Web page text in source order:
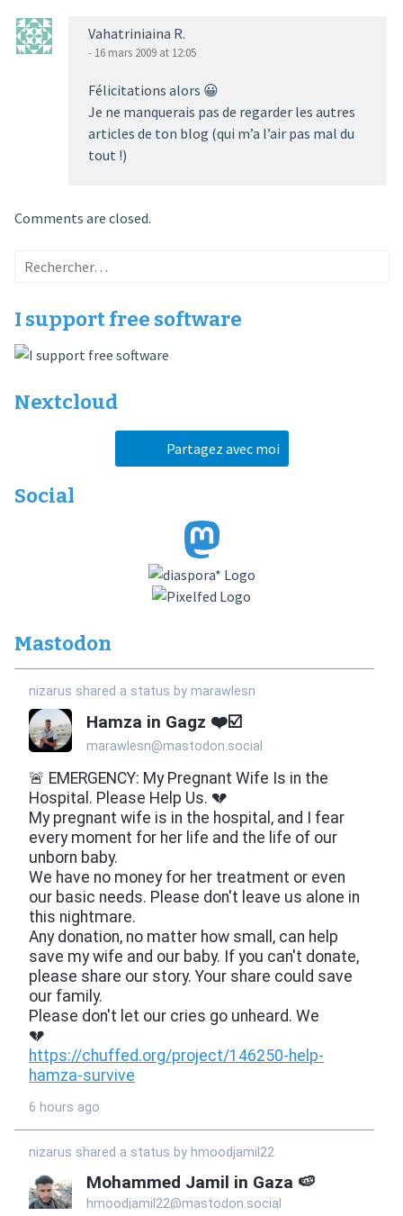
Vahatriniaina R.
- 16 mars 2009 at 12:05
Félicitations alors 😀
Je ne manquerais pas de regarder les autres
articles de ton blog (qui m’a l’air pas mal du
tout !)
Comments are closed.
Rechercher :
I support free software
Nextcloud
Partagez avec moi
Social
Mastodon